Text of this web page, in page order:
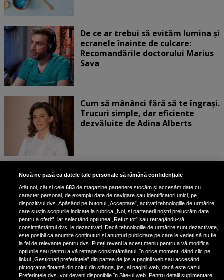
De ce ar trebui să evităm lumina și
ecranele înainte de culcare:
Recomandările doctorului Marius
Sava
Cum să mânânci fără să te îngrași.
Trucuri simple, dar eficiente
dezvăluite de Adina Alberts
Exercițiul fizic poate reduce
mortalitatea în cazul a șase tipuri
de cancer, potrivit unui nou raport
Condimentul cu proprietăți
antiinflamatorii care reduce
stresul și îmbunătățește circulația
Nouă ne pasă ca datele tale personale să rămână confidențiale
Atât noi, cât și cele683 de magazine partenere stocăm și accesăm date cu
caracter personal, de exemplu date de navigare sau identificatori unici, pe
dispozitivul dvs. Apăsând pe butonul „Acceptare”, activați tehnologiile de urmărire
care susțin scopurile indicate la rubrica „Noi, și partenerii noștri prelucrăm date
pentru a oferi:”, iar selectând opțiunea „Refuz tot” sau retragându-vă
consimțământul dvs. le dezactivați. Dacă tehnologiile de urmărire sunt dezactivate,
este posibil ca anumite conținuturi și anunțuri publicitare pe care le vedeți să nu fie
la fel de relevante pentru dvs. Puteți reveni la acest meniu pentru a vă modifica
opțiunile sau pentru a vă retrage consimțământul, în orice moment, dând clic pe
linkul „Gestionați preferințele” din partea de jos a paginii web sau accesând
pictograma flotantă din colțul din stânga, jos, al paginii web, dacă este cazul.
Preferințele dvs. vor deveni disponibile în Site-ul web. Pentru detalii suplimentare,